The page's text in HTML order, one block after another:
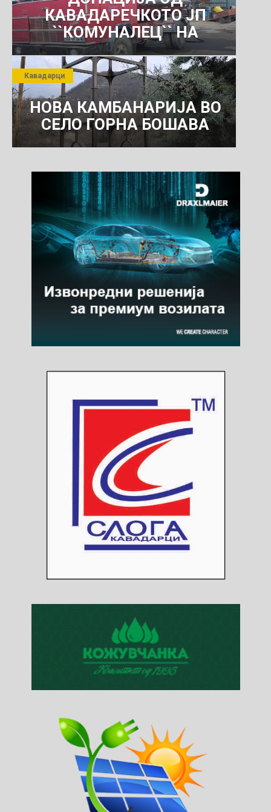
КАВАДАРЕЧКОТО ЈП
``КОМУНАЛЕЦ`` НА
РОСОМАНСКОТО ЈАВНО
ПРЕТПРИЈАТИЕ ЗА
КОМУНАЛНО УСЛУГИ
НОВА КАМБАНАРИЈА ВО
СЕЛО ГОРНА БОШАВА
Кавадарци